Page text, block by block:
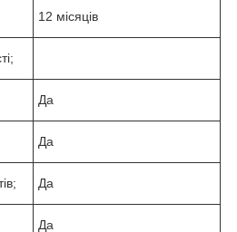
12 місяців
Да
Да
Да
Да